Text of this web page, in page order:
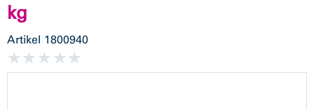
kg
Artikel 1800940